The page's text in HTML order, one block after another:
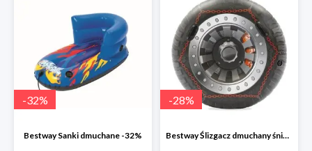
-32%
Bestway Sanki dmuchane -32%
-28%
Bestway Ślizgacz dmuchany śniegowy H2OGO -28%